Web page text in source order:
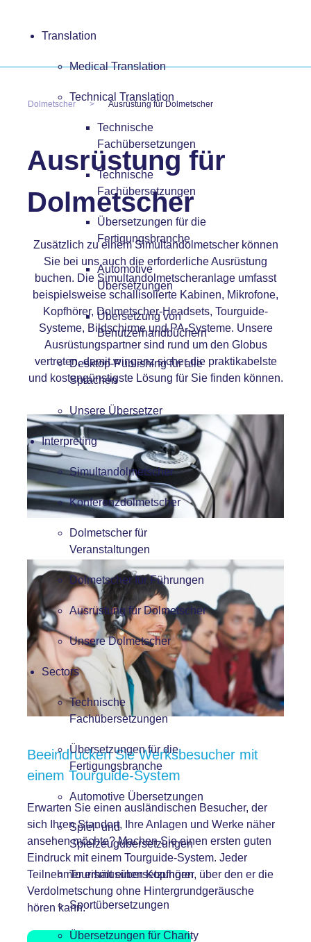
Translation
Medical Translation
Technical Translation
Technische
Fachübersetzungen
Technische
Fachübersetzungen
Übersetzungen für die
Fertigungsbranche
Automotive
Übersetzungen
Übersetzung von
Benutzerhandbüchern
Desktop-Publishing für alle
Sprachen
Unsere Übersetzer
Interpreting
Simultandolmetscher
Konferenzdolmetscher
Dolmetscher für
Veranstaltungen
Dolmetscher für Führungen
Ausrüstung für Dolmetscher
Unsere Dolmetscher
Sectors
Technische
Fachübersetzungen
Übersetzungen für die
Fertigungsbranche
Automotive Übersetzungen
Spiel- und
Spielzeugübersetzungen
Tourismusübersetzungen
Sportübersetzungen
Übersetzungen für Charity
Dolmetscher Ausrüstung für Dolmetscher
Ausrüstung für
Dolmetscher
Zusätzlich zu einemSimultandolmetscherkönnen
Sie bei uns auch die erforderliche Ausrüstung
buchen. Die Simultandolmetscheranlage umfasst
beispielsweise schallisolierte Kabinen, Mikrofone,
Kopfhörer, Dolmetscher-Headsets, Tourguide-
Systeme, Bildschirme und PA-Systeme. Unsere
Ausrüstungspartner sind rund um den Globus
vertreten, damit wir ganz sicher die praktikabelste
und kostengünstigste Lösung für Sie finden können.
Beeindrucken Sie Werksbesucher mit
einem Tourguide-System
Erwarten Sie einen ausländischen Besucher, der
sich Ihren Standort, Ihre Anlagen und Werke näher
ansehen möchte? Machen Sie einen ersten guten
Eindruck mit einem Tourguide-System. Jeder
Teilnehmer erhält einen Kopfhörer, über den er die
Verdolmetschung ohne Hintergrundgeräusche
hören kann.